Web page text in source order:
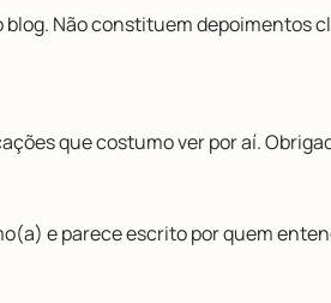
Não constituem depoimentos
que costumo ver por aí.
e parece escrito por quem